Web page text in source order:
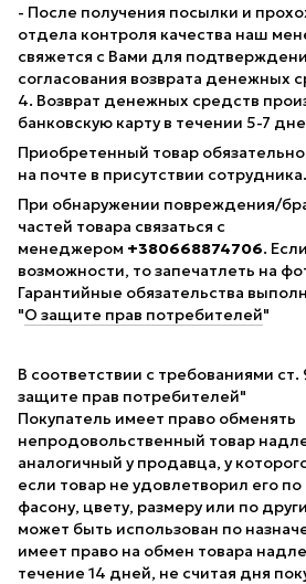
- После получения посылки и
отдела контроля качества наш
свяжется с Вами для
согласования возврата денежных
4. Возврат денежных средств
банковскую карту в течении 5-7
Приобретенный товар
на почте в присутствии сотрудника.
При обнаружении повреждения/
частей товара связаться с
менеджером +380668874706.
возможности, то запечатлеть на
Гарантийные обязательства
"О защите прав потребителей"
В соответствии с требованиями
защите прав потребителей"
Покупатель имеет право обменять
непродовольственный товар
аналогичный у продавца, у
если товар не удовлетворил его
фасону, цвету, размеру или по
может быть использован по
имеет право на обмен товара
течение 14 дней, не считая дня